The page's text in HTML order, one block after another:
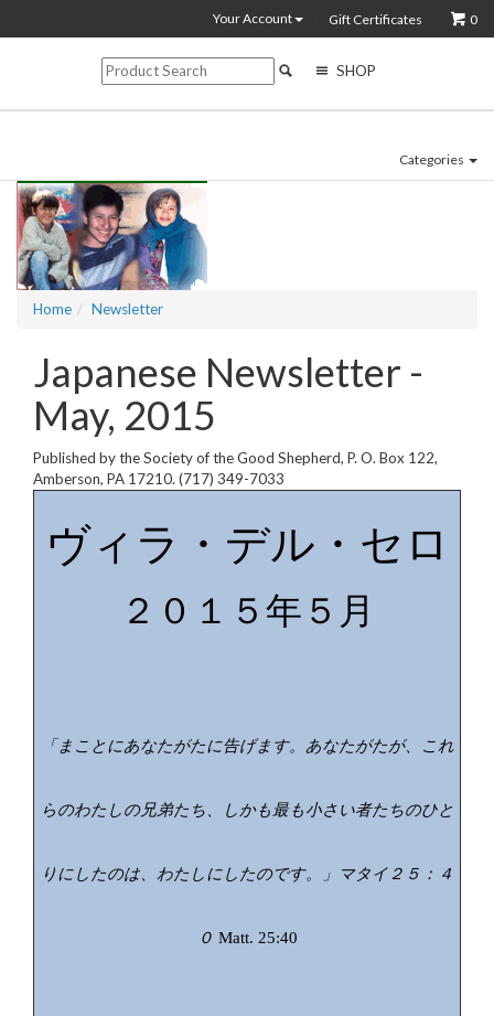
Your Account Gift Certificates 0
SHOP
Categories
Home Newsletter
Japanese Newsletter -
May, 2015
Published by the Society of the Good Shepherd, P. O. Box 122,
Amberson, PA 17210. (717) 349-7033
ヴィラ・デル・セロ
２０１５年５月
「まことにあなたがたに告げます。あなたがたが、これ
らのわたしの兄弟たち、しかも最も小さい者たちのひと
りにしたのは、わたしにしたのです。」マタイ２５：４
０ Matt. 25:40